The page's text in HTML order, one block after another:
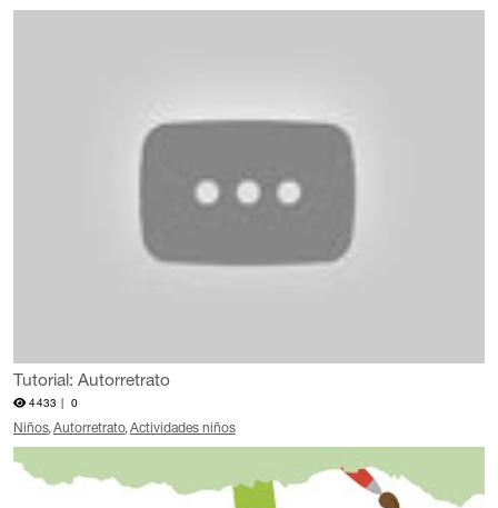
Tutorial: Autorretrato
4433 | 0
Niños Autorretrato Actividades niños